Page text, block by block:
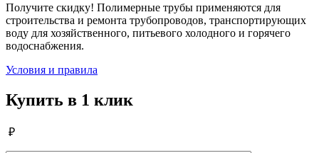
Получите скидку! Полимерные трубы применяются для
строительства и ремонта трубопроводов, транспортирующих
воду для хозяйственного, питьевого холодного и горячего
водоснабжения.
Условия и правила
Купить в 1 клик
₽